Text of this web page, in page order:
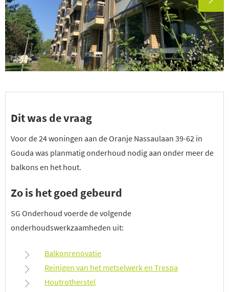
Dit was de vraag
Voor de 24 woningen aan de Oranje Nassaulaan 39-62 in
Gouda was planmatig onderhoud nodig aan onder meer de
balkons en het hout.
Zo is het goed gebeurd
SG Onderhoud voerde de volgende
onderhoudswerkzaamheden uit:
Balkonrenovatie
Reinigen van het metselwerk en Trespa
Houtrotherstel